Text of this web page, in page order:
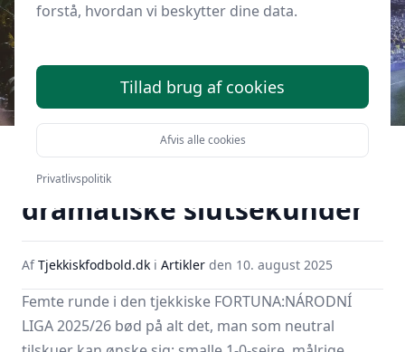
Nervepirrende femte
runde i FNL: mål, kort og
dramatiske slutsekunder
AfTjekkiskfodbold.dk i Artikler den 10. august 2025
Femte runde i den tjekkiske FORTUNA:NÁRODNÍ
LIGA 2025/26 bød på alt det, man som neutral
forstå, hvordan vi beskytter dine data.
Tillad brug af cookies
Afvis alle cookies
Privatlivspolitik